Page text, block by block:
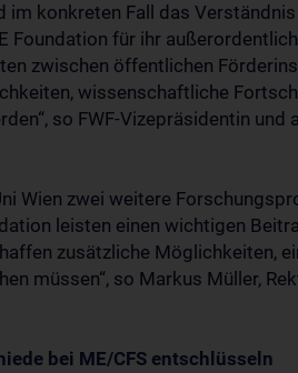
konkreten Fall das
Foundation für ihr
zwischen öffentlichen
wissenschaftliche
so FWF-Vizepräsidentin
Wien zwei weitere
leisten einen wichtigen
zusätzliche Möglichkeiten,
müssen“, so Markus Müller,
bei ME/CFS entschlüsseln